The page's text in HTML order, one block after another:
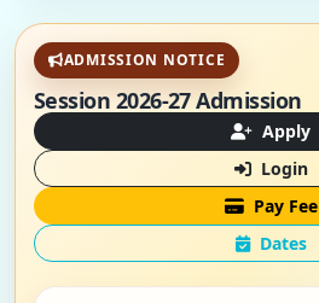
ADMISSION NOTICE
Session 2026-27 Admission
Apply
Login
Pay Fee
Dates